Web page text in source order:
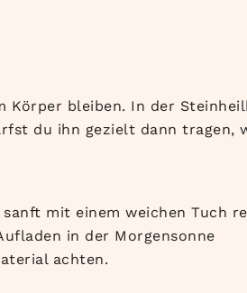
Körper bleiben. In der
du ihn gezielt dann tragen,
mit einem weichen Tuch
in der Morgensonne
achten.